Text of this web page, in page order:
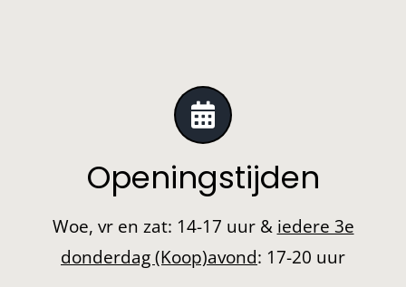
Openingstijden
Woe, vr en zat: 14-17 uur & iedere 3e
donderdag (Koop)avond: 17-20 uur